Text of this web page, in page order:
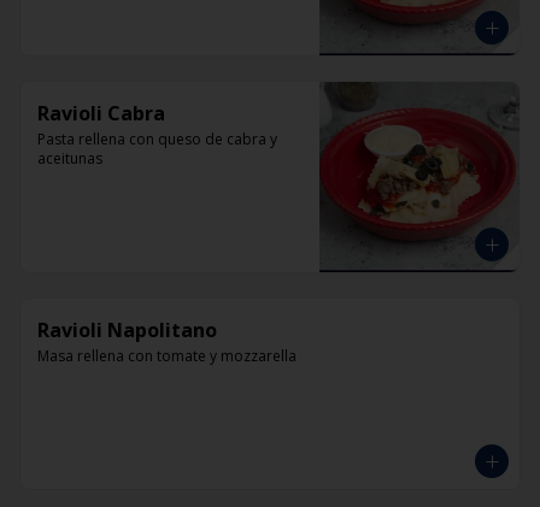
Ravioli Cabra
Pasta rellena con queso de cabra y
aceitunas
Ravioli Napolitano
Masa rellena con tomate y mozzarella